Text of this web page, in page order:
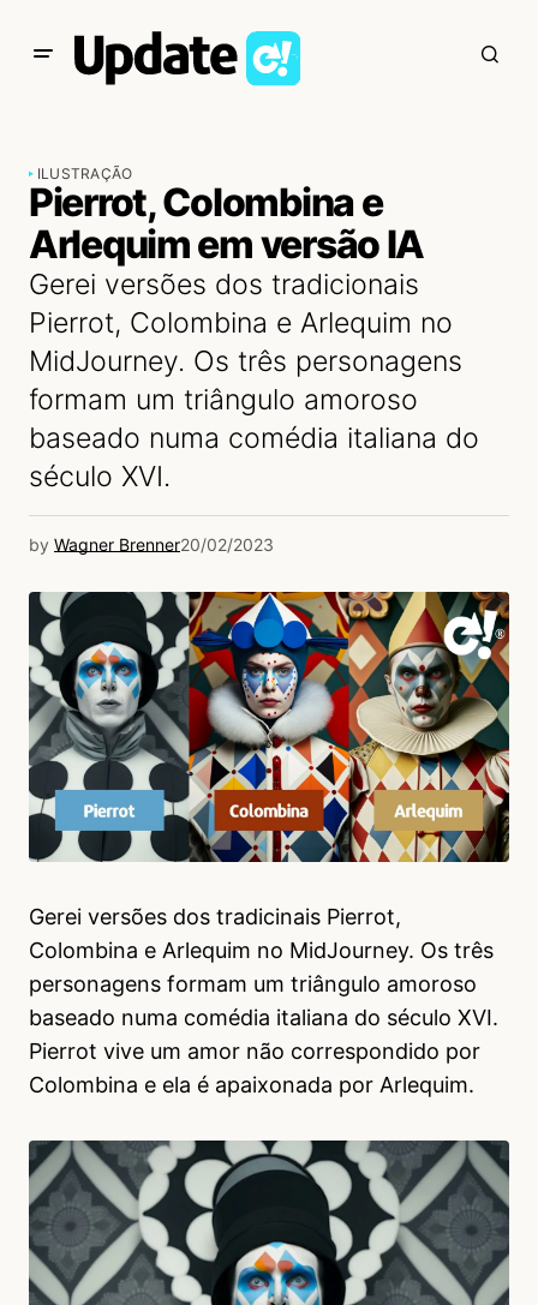
ILUSTRAÇÃO
Pierrot, Colombina e
Arlequim em versão IA
Gerei versões dos tradicionais
Pierrot, Colombina e Arlequim no
MidJourney. Os três personagens
formam um triângulo amoroso
baseado numa comédia italiana do
século XVI.
by Wagner Brenner20/02/2023
Gerei versões dos tradicinais Pierrot,
Colombina e Arlequim no MidJourney. Os três
personagens formam um triângulo amoroso
baseado numa comédia italiana do século XVI.
Pierrot vive um amor não correspondido por
Colombina e ela é apaixonada por Arlequim.